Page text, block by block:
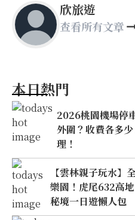
欣旅遊
查看所有文章
本日熱門
2026桃園機場停
外圍？收費各多
理！
【雲林親子玩水】
樂園！虎尾632高
秘境一日遊懶人包